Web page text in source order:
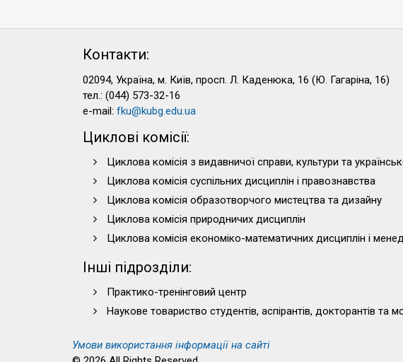
Контакти:
02094, Україна, м. Київ, просп. Л. Каденюка, 16 (Ю. Гагаріна, 16)
тел.: (044) 573-32-16
e-mail: fku@kubg.edu.ua
Циклові комісії:
Циклова комісія з видавничої справи, культури та
Циклова комісія суспільних дисциплін і правознавства
Циклова комісія образотворчого мистецтва та дизайну
Циклова комісія природничих дисциплін
Циклова комісія економіко-математичних дисциплін і
Інші підрозділи:
Практико-тренінговий центр
Наукове товариство студентів, аспірантів, докторантів та
Умови використання інформації на сайті